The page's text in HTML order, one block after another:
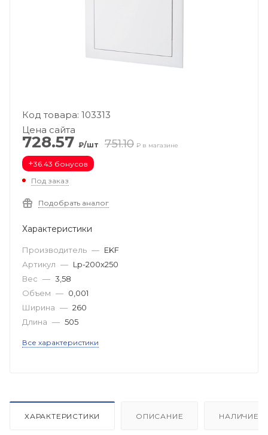
Код товара: 103313
Цена сайта
728.57 ₽/шт 751.10 ₽ в магазине
+36.43 бонусов
Под заказ
Подобрать аналог
Характеристики
Производитель — EKF
Артикул — Lp-200x250
Вес — 3,58
Объем — 0,001
Ширина — 260
Длина — 505
Все характеристики
ХАРАКТЕРИСТИКИ ОПИСАНИЕ НАЛИЧИЕ